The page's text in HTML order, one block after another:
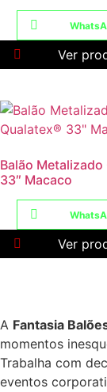
Ver
Balão
33″ Macaco
Ver
A Fantasia
momentos
Trabalha com
eventos